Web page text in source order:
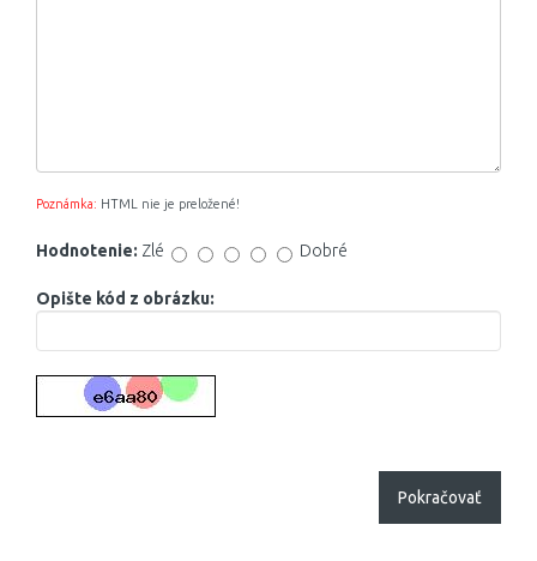
Poznámka: HTML nie je preložené!
Hodnotenie: Zlé Dobré
Opište kód z obrázku:
Pokračovať